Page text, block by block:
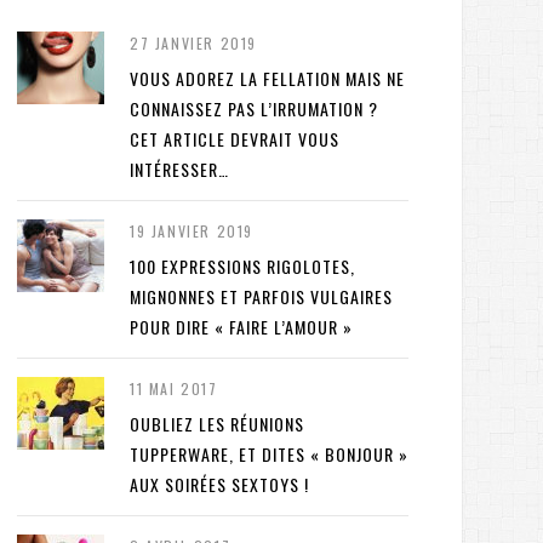
27 JANVIER 2019
VOUS ADOREZ LA FELLATION MAIS NE
CONNAISSEZ PAS L’IRRUMATION ?
CET ARTICLE DEVRAIT VOUS
INTÉRESSER…
19 JANVIER 2019
100 EXPRESSIONS RIGOLOTES,
MIGNONNES ET PARFOIS VULGAIRES
POUR DIRE « FAIRE L’AMOUR »
11 MAI 2017
OUBLIEZ LES RÉUNIONS
TUPPERWARE, ET DITES « BONJOUR »
AUX SOIRÉES SEXTOYS !